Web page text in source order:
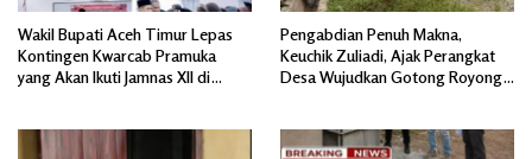
Wakil Bupati Aceh Timur Lepas
Kontingen Kwarcab Pramuka
yang Akan Ikuti Jamnas XII di
Pengabdian Penuh Makna,
Keuchik Zuliadi, Ajak Perangkat
Desa Wujudkan Gotong Royong,